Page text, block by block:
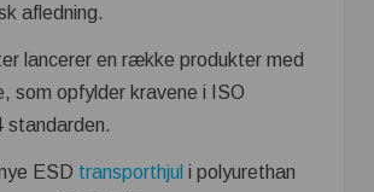
afledning.
lancerer en række produkter med
som opfylder kravene i ISO
standarden.
ESD transporthjul i polyurethan